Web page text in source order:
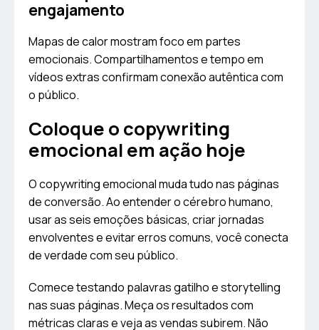
engajamento
Mapas de calor mostram foco em partes
emocionais. Compartilhamentos e tempo em
vídeos extras confirmam conexão autêntica com
o público.
Coloque o copywriting
emocional em ação hoje
O copywriting emocional muda tudo nas páginas
de conversão. Ao entender o cérebro humano,
usar as seis emoções básicas, criar jornadas
envolventes e evitar erros comuns, você conecta
de verdade com seu público.
Comece testando palavras gatilho e storytelling
nas suas páginas. Meça os resultados com
métricas claras e veja as vendas subirem. Não